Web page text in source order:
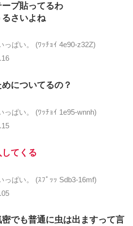
プ貼ってるわ
さいよね
っぱい。 (ﾜｯﾁｮｲ 4e90-z32Z)
についてるの？
っぱい。 (ﾜｯﾁｮｲ 1e95-wnnh)
てくる
っぱい。 (ｽﾌﾟｯｯ Sdb3-16mf)
でも普通に虫は出ますって言